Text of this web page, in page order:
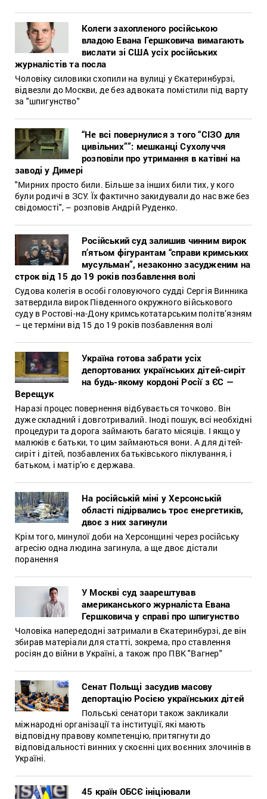
Колеги захопленого російською
владою Евана Гершковича вимагають
вислати зі США усіх російських
журналістів та посла
Чоловіку силовики схопили на вулиці у Єкатеринбурзі,
відвезли до Москви, де без адвоката помістили під варту
за "шпигунство"
“Не всі повернулися з того “СІЗО для
цивільних””: мешканці Сухолуччя
розповіли про утримання в катівні на
заводі у Димері
"Мирних просто били. Більше за інших били тих, у кого
були родичі в ЗСУ. Їх фактично закидували до нас вже без
свідомості", – розповів Андрій Руденко.
Російський суд залишив чинним вирок
п’ятьом фігурантам “справи кримських
мусульман”, незаконно засудженим на
строк від 15 до 19 років позбавлення волі
Судова колегія в особі головуючого судді Сергія Винника
затвердила вирок Південного окружного військового
суду в Ростові-на-Дону кримськотатарським політв’язням
– це терміни від 15 до 19 років позбавлення волі
Україна готова забрати усіх
депортованих українських дітей-сиріт
на будь-якому кордоні Росії з ЄС —
Верещук
Наразі процес повернення відбувається точково. Він
дуже складний і довготривалий. Іноді пошук, всі необхідні
процедури та дорога займають багато місяців. І якщо у
малюків є батьки, то цим займаються вони. А для дітей-
сиріт і дітей, позбавлених батьківського піклування, і
батьком, і матір’ю є держава.
На російській міні у Херсонській
області підірвались троє енергетиків,
двоє з них загинули
Крім того, минулої доби на Херсонщині через російську
агресію одна людина загинула, а ще двоє дістали
поранення
У Москві суд заарештував
американського журналіста Евана
Гершковича у справі про шпигунство
Чоловіка напередодні затримали в Єкатеринбурзі, де він
збирав матеріали для статті, зокрема, про ставлення
росіян до війни в Україні, а також про ПВК "Вагнер"
Сенат Польщі засудив масову
депортацію Росією українських дітей
Польські сенатори також закликали
міжнародні організації та інституції, які мають
відповідну правову компетенцію, притягнути до
відповідальності винних у скоєнні цих воєнних злочинів в
Україні.
45 країн ОБСЄ ініціювали